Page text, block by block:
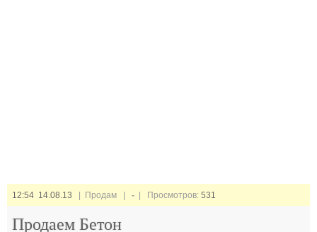
12:54 14.08.13 | Продам | - | Просмотров: 531
Продаем Бетон